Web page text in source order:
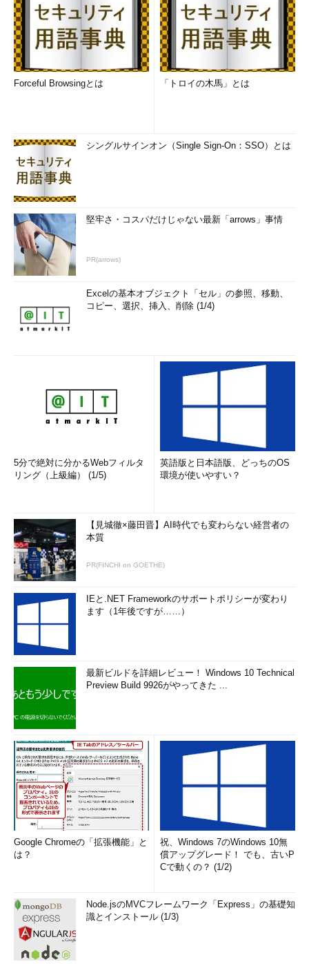
Forceful Browsingとは 「トロイの木馬」とは
シングルサインオン（Single Sign-On：SSO）とは
堅牢さ・コスパだけじゃない最新「arrows」事情
PR(arrows)
Excelの基本オブジェクト「セル」の参照、移動、
コピー、選択、挿入、削除 (1/4)
5分で絶対に分かるWebフィルタ
リング（上級編） (1/5)
英語版と日本語版、どっちのOS
環境が使いやすい？
【見城徹×藤田晋】AI時代でも変わらない経営者の
本質
PR(FINCHI on GOETHE)
IEと.NET Frameworkのサポートポリシーが変わり
ます（1年後ですが……）
最新ビルドを詳細レビュー！ Windows 10 Technical
Preview Build 9926がやってきた ...
Google Chromeの「拡張機能」と
は？
祝、Windows 7のWindows 10無
償アップグレード！ でも、古いP
Cで動くの？ (1/2)
Node.jsのMVCフレームワーク「Express」の基礎知
識とインストール (1/3)